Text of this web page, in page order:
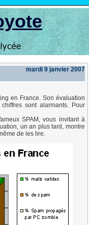
mardi 9 janvier 2007
en France. Son évaluation
sont alarmants. Pour
SPAM, vous invitant à
un an plus tard, montre
de les lire.